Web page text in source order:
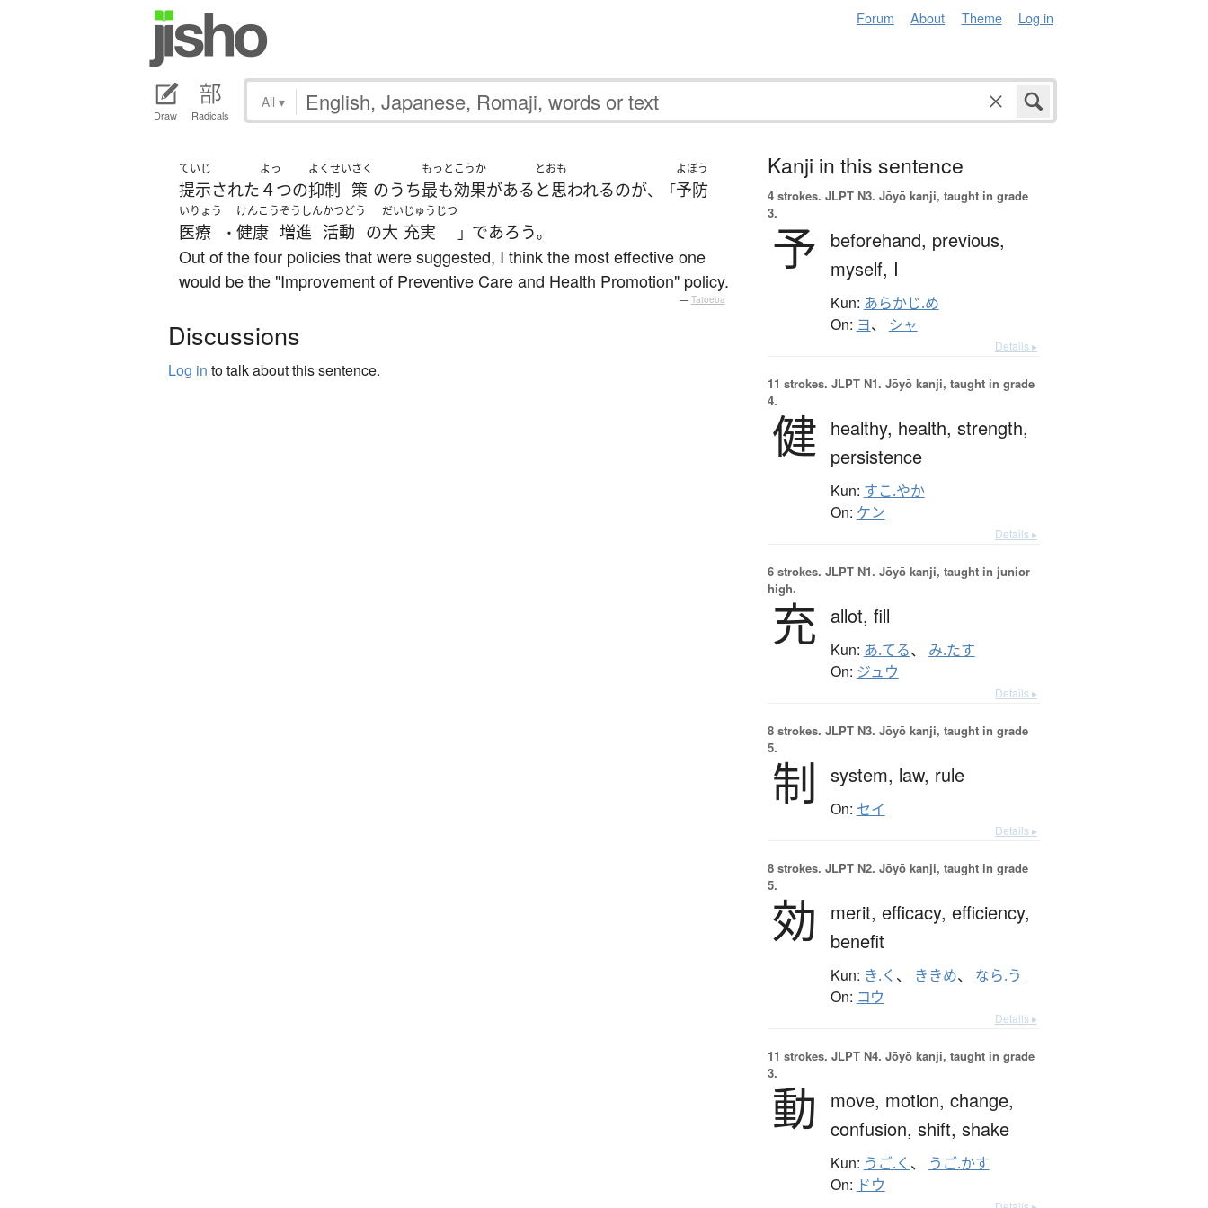
Forum About Theme Log in
Draw Radicals
All ▾
ていじ
提示された
よっ
４つの
よくせい
抑制
さく
策 のうち
もっと
最も
こうか
効果がある
とおも
と思われるのが、「
よぼう
予防
いりょう
医療 ・
けんこう
健康
ぞうしん
増進
かつどう
活動 の
だい
大
じゅうじつ
充実 」 であろう。
Out of the four policies that were suggested, I think the most effective one
would be the "Improvement of Preventive Care and Health Promotion" policy.
— Tatoeba
Discussions
Log in to talk about this sentence.
Kanji in this sentence
4 strokes. JLPT N3. Jōyō kanji, taught in grade
3.
予 beforehand, previous,
myself, I
Kun: あらかじ.め
On: ヨ、 シャ
Details ▸
11 strokes. JLPT N1. Jōyō kanji, taught in grade
4.
健 healthy, health, strength,
persistence
Kun: すこ.やか
On: ケン
Details ▸
6 strokes. JLPT N1. Jōyō kanji, taught in junior
high.
充 allot, fill
Kun: あ.てる、 み.たす
On: ジュウ
Details ▸
8 strokes. JLPT N3. Jōyō kanji, taught in grade
5.
制 system, law, rule
On: セイ
Details ▸
8 strokes. JLPT N2. Jōyō kanji, taught in grade
5.
効 merit, efficacy, efficiency,
benefit
Kun: き.く 、 ききめ、 なら.う
On: コウ
Details ▸
11 strokes. JLPT N4. Jōyō kanji, taught in grade
3.
動 move, motion, change,
confusion, shift, shake
Kun: うご.く 、 うご.かす
On: ドウ